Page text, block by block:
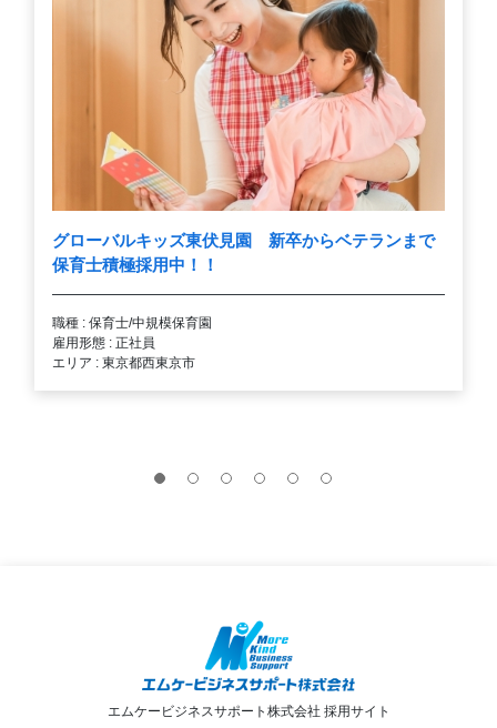
グローバルキッズ東伏見園 新卒からベテランまで
保育士積極採用中！！
職種 : 保育士/中規模保育園
雇用形態 : 正社員
エリア : 東京都西東京市
エムケービジネスサポート株式会社 採用サイト